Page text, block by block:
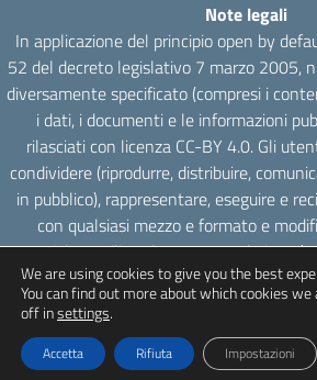
Note legali
In applicazione del principio open by
52 del decreto legislativo 7 marzo 2005,
diversamente specificato (compresi i
i dati, i documenti e le informazioni
rilasciati con licenza CC-BY 4.0. Gli
condividere (riprodurre, distribuire,
in pubblico), rappresentare, eseguire e
con qualsiasi mezzo e formato e
materiale e utilizzarlo per opere derivate)
commerciale con il solo onere di
restrizioni
We are using cookies to give you the best
You can find out more about which cookies
off insettings.
Accetta Rifiuta Impostazioni